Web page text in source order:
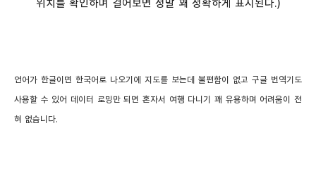
위치를 확인하며 걸어보면 정말 꽤 정확하게 표시된다.)
언어가 한글이면 한국어로 나오기에 지도를 보는데 불편함이 없고 구글 번역기도
사용할 수 있어 데이터 로밍만 되면 혼자서 여행 다니기 꽤 유용하며 어려움이 전
혀 없습니다.